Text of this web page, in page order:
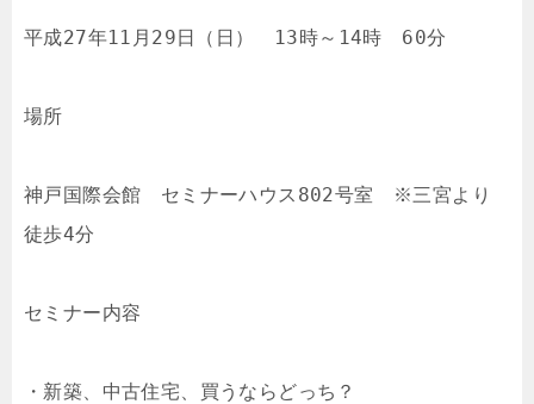
平成27年11月29日（日）　13時～14時　60分
場所
神戸国際会館　セミナーハウス802号室　※三宮より
徒歩4分
セミナー内容
・新築、中古住宅、買うならどっち？